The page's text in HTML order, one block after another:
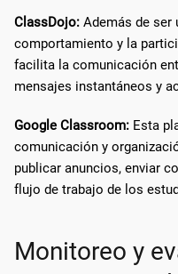
ClassDojo: Además de ser
comportamiento y la
facilita la comunicación
mensajes instantáneos y
Google Classroom: Esta
comunicación y
publicar anuncios, enviar
flujo de trabajo de los
Monitoreo y